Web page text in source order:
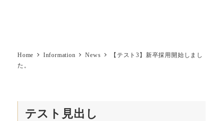
Home Information News
【テスト3】新卒採用開始しまし
た。
テスト見出し